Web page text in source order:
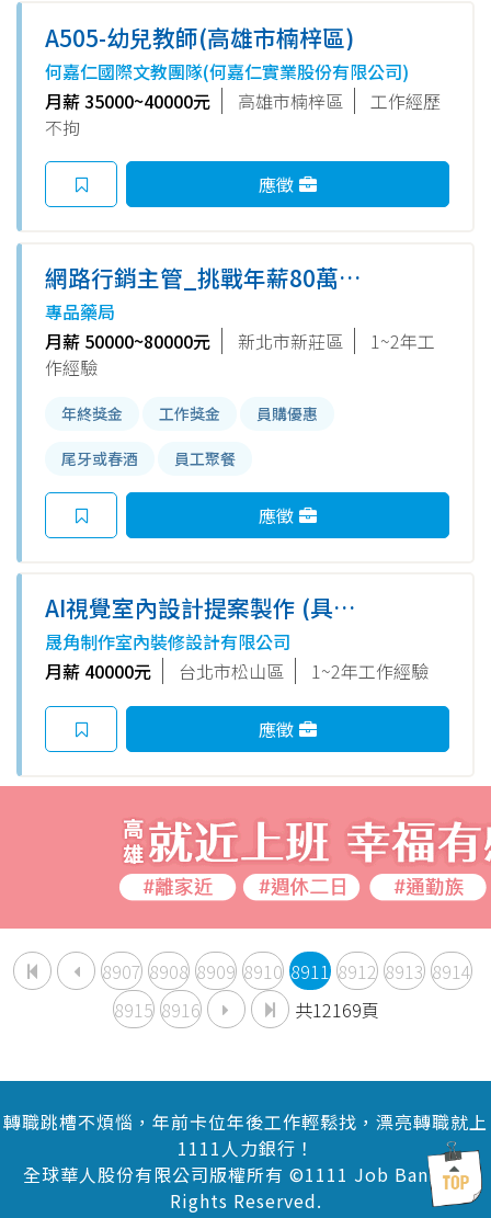
A505-幼兒教師(高雄市楠梓區)
何嘉仁國際文教團隊(何嘉仁實業股份有限公司)
月薪 35000~40000元
高雄市楠梓區
工作經歷
不拘
應徵
網路行銷主管_挑戰年薪80萬元
起(有相關經驗薪資可特談)
專品藥局
月薪 50000~80000元
新北市新莊區
1~2年工
作經驗
年終獎金 工作獎金 員購優惠
尾牙或春酒 員工聚餐
應徵
AI視覺室內設計提案製作 (具相
關經驗)
晟角制作室內裝修設計有限公司
月薪 40000元
台北市松山區 1~2年工作經驗
應徵
8907 8908 8909 8910 8911 8912 8913 8914
8915 8916 共12169頁
轉職跳槽不煩惱，年前卡位年後工作輕鬆找，漂亮轉職就上
1111人力銀行！
全球華人股份有限公司版權所有 ©1111 Job Bank All
Rights Reserved.